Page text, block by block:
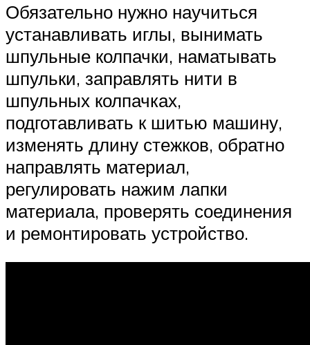
Обязательно нужно научиться
устанавливать иглы, вынимать
шпульные колпачки, наматывать
шпульки, заправлять нити в
шпульных колпачках,
подготавливать к шитью машину,
изменять длину стежков, обратно
направлять материал,
регулировать нажим лапки
материала, проверять соединения
и ремонтировать устройство.